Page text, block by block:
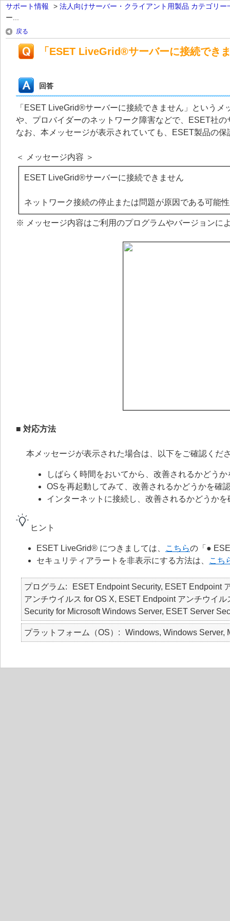
サポート情報 > 法人向けサーバー・クライアント用製品 カテゴリー
ー...
戻る
「ESET LiveGrid®サーバーに接続でき
回答
「ESET LiveGrid®サーバーに接続できません」という
や、プロバイダーのネットワーク障害などで、ESET社
なお、本メッセージが表示されていても、ESET製品の
＜ メッセージ内容 ＞
ESET LiveGrid®サーバーに接続できません
ネットワーク接続の停止または問題が原因である可能
※ メッセージ内容はご利用のプログラムやバージョンに
■ 対応方法
本メッセージが表示された場合は、以下をご確認くだ
しばらく時間をおいてから、改善されるかどう
OSを再起動してみて、改善されるかどうかを確
インターネットに接続し、改善されるかどうかを
ヒント
ESET LiveGrid® につきましては、 こちらの「●
セキュリティアラートを非表示にする方法は、
こち
プログラム
ESET Endpoint Security, ESET Endpoint
アンチウイルス for OS X, ESET Endpoint アンチウイ
Security for Microsoft Windows Server, ESET Server
プラットフォーム（OS） Windows, Windows Server,